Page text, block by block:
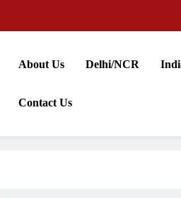
About Us Delhi/NCR
Contact Us